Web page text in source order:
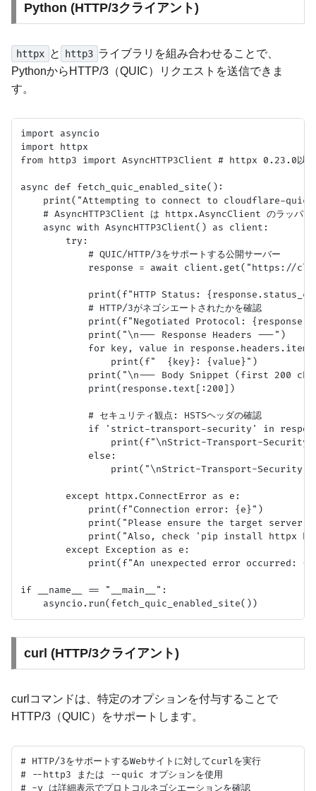
Python (HTTP/3クライアント)
httpx と http3 ライブラリを組み合わせることで、
PythonからHTTP/3（QUIC）リクエストを送信できま
す。
import asyncio
import httpx
from http3 import AsyncHTTP3Client # httpx 0.23.0以降
async def fetch_quic_enabled_site():
print("Attempting to connect to cloudflare-
# AsyncHTTP3Client は httpx.AsyncClient のラッパー
    async with AsyncHTTP3Client() as client:
        try:
            # QUIC/HTTP/3をサポートする公開サーバー
response = await client.get("https://
print(f"HTTP Status:
            # HTTP/3がネゴシエートされたかを確認
print(f"Negotiated Protocol:
            print("\n--- Response Headers ---")
for key, value in
                print(f"  {key}: {value}")
print("\n--- Body Snippet (first 200
            print(response.text[:200])
            # セキュリティ観点: HSTSヘッダの確認
if 'strict-transport-security' in
print(f"\nStrict-Transport-
            else:
print("\nStrict-Transport-Security
        except httpx.ConnectError as e:
            print(f"Connection error: {e}")
print("Please ensure the target server
print("Also, check 'pip install httpx
        except Exception as e:
print(f"An unexpected error occurred:
if __name__ == "__main__":
curl (HTTP/3クライアント)
curlコマンドは、特定のオプションを付与することで
HTTP/3（QUIC）をサポートします。
# HTTP/3をサポートするWebサイトに対してcurlを実行
# --http3 または --quic オプションを使用
# -v は詳細表示でプロトコルネゴシエーションを確認